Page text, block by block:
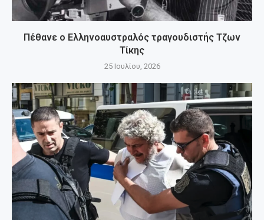
Πέθανε ο Ελληνοαυστραλός τραγουδιστής Τζων
Τίκης
25 Ιουλίου, 2026